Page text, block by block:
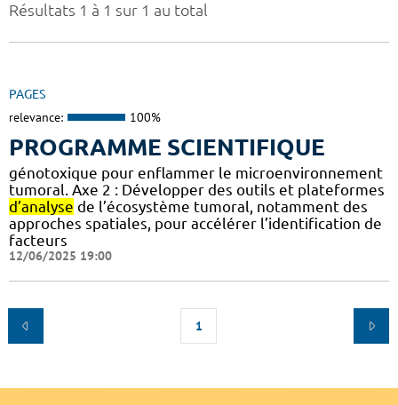
Résultats 1 à 1 sur 1 au total
PAGES
relevance: 100%
PROGRAMME SCIENTIFIQUE
génotoxique pour enflammer le microenvironnement
tumoral. Axe 2 : Développer des outils et plateformes
d’analyse de l’écosystème tumoral, notamment des
approches spatiales, pour accélérer l’identification de
facteurs
12/06/2025 19:00
1